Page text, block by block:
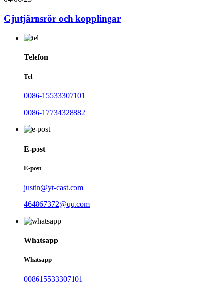
Gjutjärnsrör och kopplingar
Telefon
Tel
0086-15533307101
0086-17734328882
E-post
E-post
justin@yt-cast.com
464867372@qq.com
Whatsapp
Whatsapp
008615533307101